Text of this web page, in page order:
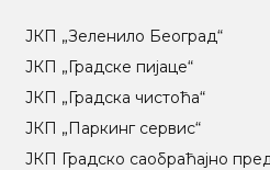
ЈКП „Зеленило Београд“
ЈКП „Градске пијаце“
ЈКП „Градска чистоћа“
ЈКП „Паркинг сервис“
ЈКП Градско саобраћајно